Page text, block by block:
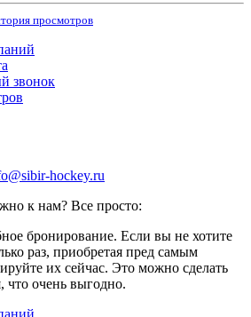
просмотров
звонок
hockey.ru
к нам? Все просто:
бронирование. Если вы не хотите
раз, приобретая пред самым
их сейчас. Это можно сделать
что очень выгодно.